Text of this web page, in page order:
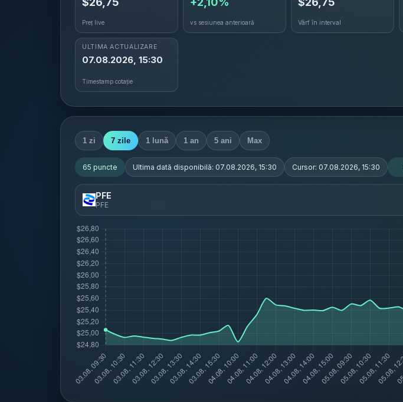
Preț live vs sesiunea anterioară Vârf în interval
ULTIMA ACTUALIZARE
07.08.2026, 15:30
Timestamp cotație
1 zi 7 zile 1 lună 1 an 5 ani Max
65 puncte Ultima dată disponibilă: 07.08.2026, 15:30 Cursor: 07.08.2026, 15:30
PFE
PFE